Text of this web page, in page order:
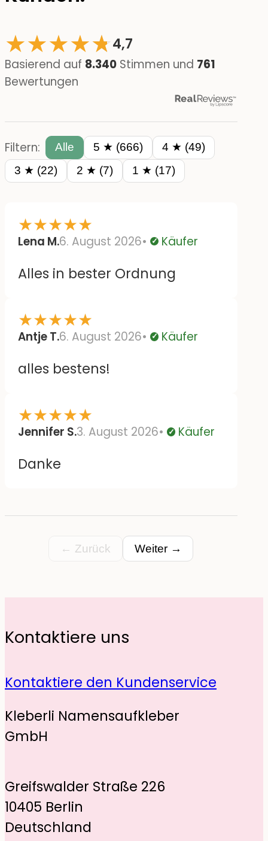
★★★★☆
★4,7
Basierend auf 8.340 Stimmen und 761
Bewertungen
Filtern: Alle 5 ★ (666)
4 ★ (49)
3 ★ (22)
2 ★ (7) 1 ★ (17)
★★★★★
Lena M.6. August 2026 Verifiziert
Käufer
Alles in bester Ordnung
★★★★★
Antje T.6. August 2026 Verifiziert
Käufer
alles bestens!
★★★★★
Jennifer S.3. August 2026 Verifiziert
Käufer
Danke
← Zurück Weiter →
Kontaktiere uns
Kontaktiere den Kundenservice
Kleberli Namensaufkleber
GmbH
Greifswalder Straße 226
10405 Berlin
Deutschland